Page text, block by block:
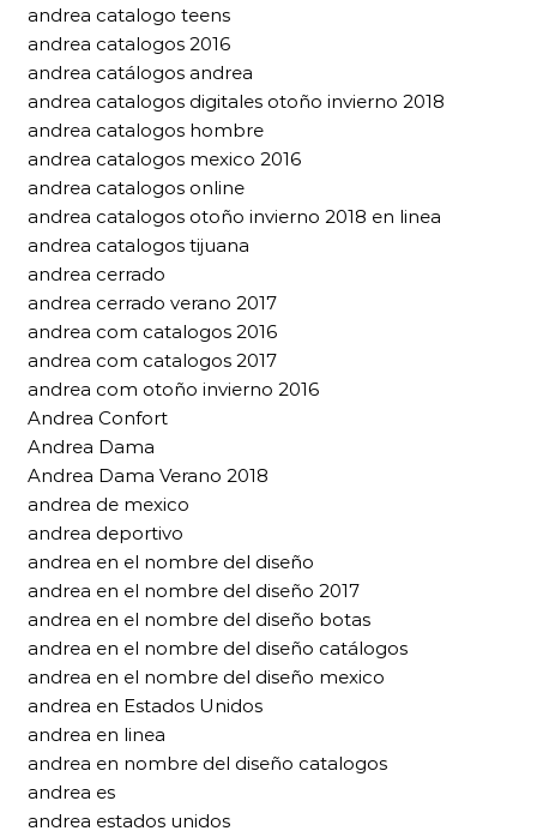
andrea catalogo teens
andrea catalogos 2016
andrea catálogos andrea
andrea catalogos digitales otoño invierno 2018
andrea catalogos hombre
andrea catalogos mexico 2016
andrea catalogos online
andrea catalogos otoño invierno 2018 en linea
andrea catalogos tijuana
andrea cerrado
andrea cerrado verano 2017
andrea com catalogos 2016
andrea com catalogos 2017
andrea com otoño invierno 2016
Andrea Confort
Andrea Dama
Andrea Dama Verano 2018
andrea de mexico
andrea deportivo
andrea en el nombre del diseño
andrea en el nombre del diseño 2017
andrea en el nombre del diseño botas
andrea en el nombre del diseño catálogos
andrea en el nombre del diseño mexico
andrea en Estados Unidos
andrea en linea
andrea en nombre del diseño catalogos
andrea es
andrea estados unidos